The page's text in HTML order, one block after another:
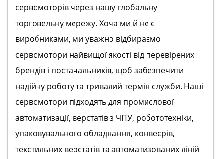
сервомоторів через нашу глобальну
торговельну мережу. Хоча ми й не є
виробниками, ми уважно відбираємо
сервомотори найвищої якості від перевірених
брендів і постачальників, щоб забезпечити
надійну роботу та тривалий термін служби. Наші
сервомотори підходять для промислової
автоматизації, верстатів з ЧПУ, робототехніки,
упаковувального обладнання, конвеєрів,
текстильних верстатів та автоматизованих ліній